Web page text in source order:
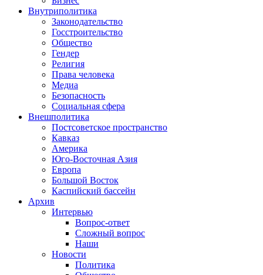
Внутриполитика
Законодательство
Госстроительство
Общество
Гендер
Религия
Права человека
Медиа
Безопасность
Социальная сфера
Внешполитика
Постсоветское пространство
Кавказ
Америка
Юго-Восточная Азия
Европа
Большой Восток
Каспийский бассейн
Архив
Интервью
Вопрос-ответ
Сложный вопрос
Наши
Новости
Политика